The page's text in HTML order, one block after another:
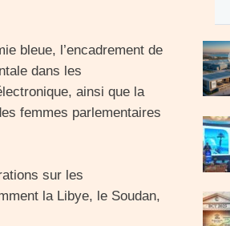
bleue, l’encadrement de
dans les
ainsi que la
femmes parlementaires
sur les
la Libye, le Soudan,